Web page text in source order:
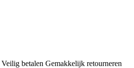
Veilig betalen Gemakkelijk retourneren